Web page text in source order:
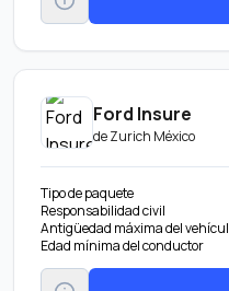
Ford Insure
deZurich México
Tipo de paquete
Responsabilidad civil
Antigüedad máxima del
Edad mínima del conductor